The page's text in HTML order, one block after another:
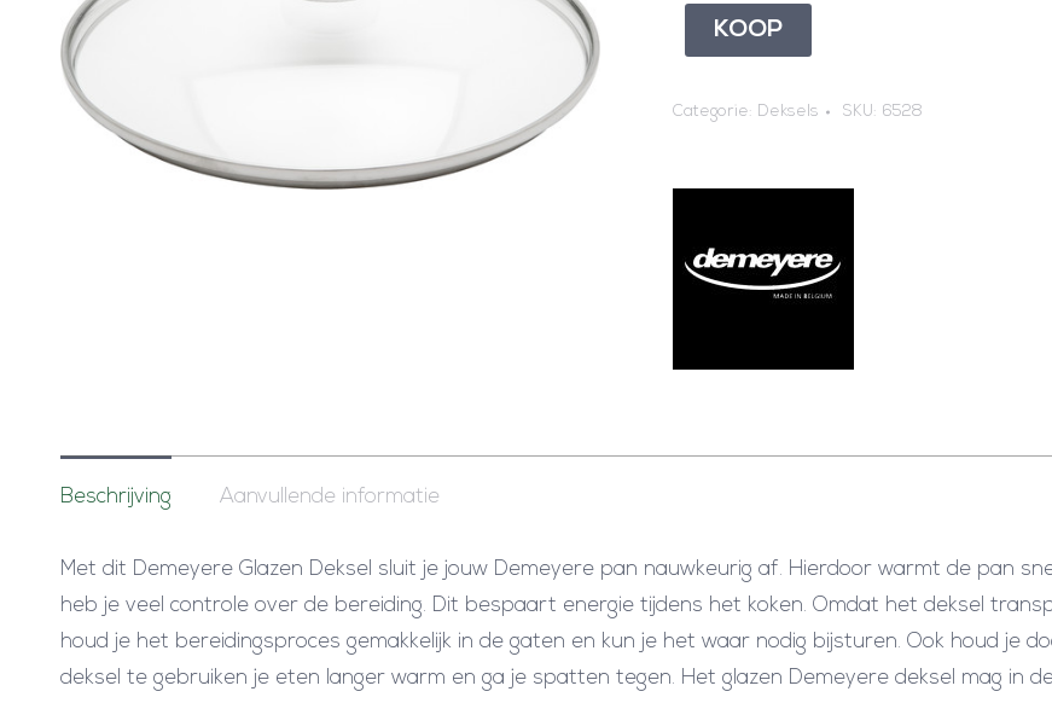
KOOP
Categorie: Deksels SKU: 6528
Beschrijving Aanvullende informatie
Met dit Demeyere Glazen Deksel sluit je jouw Demeyere pan nauwkeurig af. Hierdoor warmt de pan
heb je veel controle over de bereiding. Dit bespaart energie tijdens het koken. Omdat het deksel
houd je het bereidingsproces gemakkelijk in de gaten en kun je het waar nodig bijsturen. Ook houd je
deksel te gebruiken je eten langer warm en ga je spatten tegen. Het glazen Demeyere deksel mag in